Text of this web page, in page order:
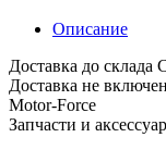
Описание
Доставка до
Доставка не
Motor-Force
Запчасти и